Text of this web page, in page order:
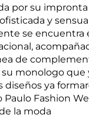
por su
y
se encuentra
de
monologo que
diseños ya
Paulo Fashion
la moda